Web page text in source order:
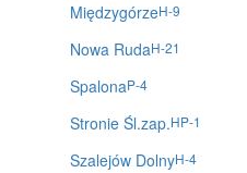
H-9
Międzygórze
H-21
Nowa Ruda
P-4
Spalona
HP-1
Stronie Śl.zap.
H-4
Szalejów Dolny